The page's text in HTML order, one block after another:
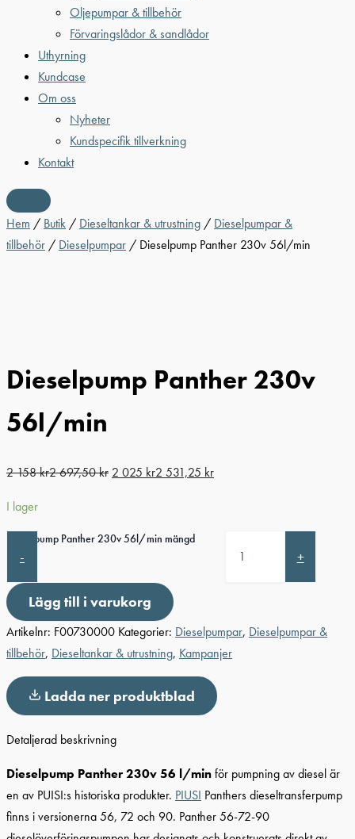
Oljepumpar & tillbehör
Förvaringslådor & sandlådor
Uthyrning
Kundcase
Om oss
Nyheter
Kundspecifik tillverkning
Kontakt
Hem / Butik / Dieseltankar & utrustning / Dieselpumpar &
tillbehör / Dieselpumpar / Dieselpump Panther 230v 56l/min
Dieselpump Panther 230v
56l/min
2 158kr2 697,50kr 2 025 kr2 531,25 kr
I lager
-
Dieselpump Panther 230v 56l/min mängd
+
Lägg till i varukorg
Artikelnr: F00730000 Kategorier: Dieselpumpar, Dieselpumpar &
tillbehör, Dieseltankar & utrustning, Kampanjer
Ladda ner produktblad
Detaljerad beskrivning
Dieselpump Panther 230v 56 l/minför pumpning av diesel är
en av PUISI:s historiska produkter. PIUSI Panthers dieseltransferpump
finns i versionerna 56, 72 och 90. Panther 56-72-90